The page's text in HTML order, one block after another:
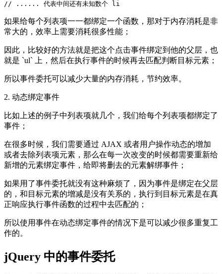
如果给每个列表项一一都绑定一个函数，那对于内存消耗是非
常大的，效率上需要消耗很多性能；
因此，比较好的方法就是把这个点击事件绑定到他的父层，也
就是 `ul` 上，然后在执行事件的时候再去匹配判断目标元素；
所以事件委托可以减少大量的内存消耗，节约效率。
2. 动态绑定事件
比如上述的例子中列表项就几个，我们给每个列表项都绑定了
事件；
在很多时候，我们需要通过 AJAX 或者用户操作动态的增加
或者去除列表项元素，那么在每一次改变的时候都需要重新给
新增的元素绑定事件，给即将删去的元素解绑事件；
如果用了事件委托就没有这种麻烦了，因为事件是绑定在父层
的，和目标元素的增减是没有关系的，执行到目标元素是在真
正响应执行事件函数的过程中去匹配的；
所以使用事件在动态绑定事件的情况下是可以减少很多重复工
作的。
jQuery 中的事件委托